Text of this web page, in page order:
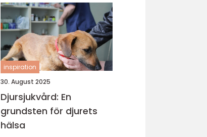
inspiration
30. August 2025
Djursjukvård: En
grundsten för djurets
hälsa